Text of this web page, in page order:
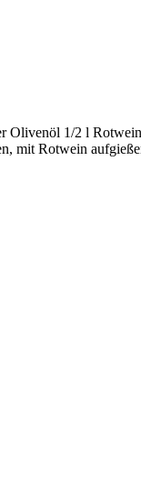
1/2 l Rotwein
mit Rotwein